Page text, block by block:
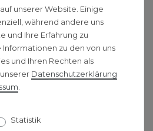
und wieder Auskühlen“ durch
Wärme – ohne
Altbauten und gut
arbeiten fast immer
unserer Website. Einige
während andere uns
und Ihre Erfahrung zu
zu den von uns
und Ihren Rechten als
Daten­schutz­erklärung
Statistik